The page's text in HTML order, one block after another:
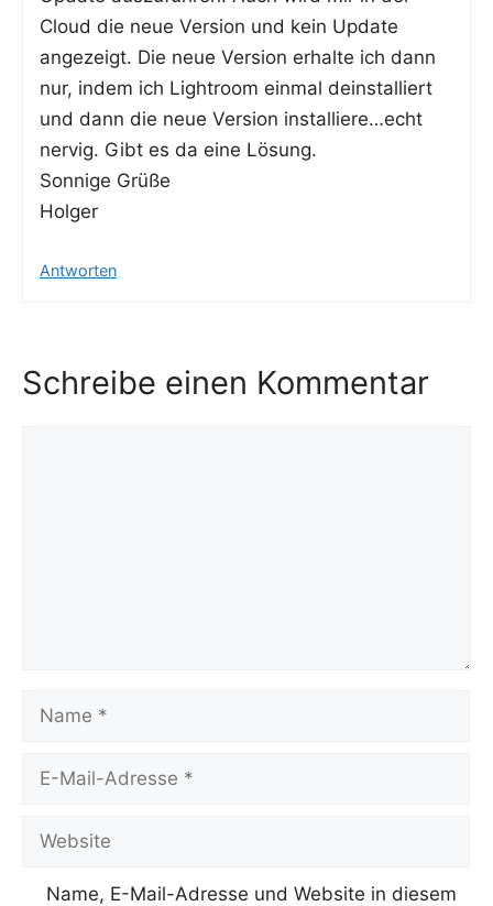
Cloud die neue Ver­si­on und kein Update
ange­zeigt. Die neue Ver­si­on erhal­te ich dann
nur, indem ich Ligh­t­room ein­mal deinstal­liert
und dann die neue Ver­si­on installiere…echt
ner­vig. Gibt es da eine Lösung.
Son­ni­ge Grüße
Holger
Antworten
Schreibe einen Kommentar
Name
Adresse
Website
Name, E-Mail-Adresse und Website in diesem